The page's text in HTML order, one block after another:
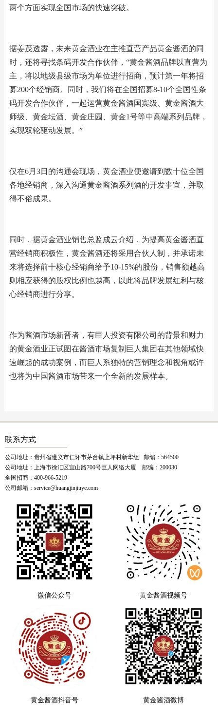
两个方面实现全国市场的快速突破。
据姜茂透露，未来黄金酒业在主推直营产品黄金酱酒的同
时，还将寻找条码开发合作伙伴，“黄金酱酒品牌以直营为
主，将以地级县级市场为单位进行招商，预计第一年将招
募200个经销商。同时，我们将在全国招募8-10个全国性条
码开发合作伙伴，一起运营黄金酱酒国宾级、黄金酱酒大
师级、黄金坛酒、黄金庄园、黄金1号等中高端系列品牌，
实现双轮驱动发展。”
仅在6月3日的沟通会现场，黄金酒业便邀请到数十位全国
各地经销商，深入沟通黄金酱酒系列酒的开发事宜，并取
得不俗成果。
同时，据黄金酒业销售总监成云介绍，为提高黄金酱酒直
营经销商积极性，黄金酱酒还将采用合伙人制，并承诺未
来将选择前十核心经销商给予10-15%的股份，销售额越高
则相应获得的股权比例也越高，以此将品牌发展红利与核
心经销商进行分享。
作为酱酒市场新晋者，有巨人投资有限公司的背景和财力
的黄金酒业正试图在酱酒市场复制巨人集团在其他领域快
速崛起的成功案例，而巨人系独特的营销理念和视角或许
也将为中国酱酒市场带来一个全新的发展样本。
联系方式
公司地址：贵州省遵义市仁怀市茅台镇上坪村新华组 邮编：564500
公司地址：上海市徐汇区宜山路700号巨人网络大厦 邮编：200030
全国招商：400-966-5219
公司邮箱：service@huangjinjiuye.com
微信公众号 黄金酱酒视频号
黄金酱酒抖音号 黄金酱酒微博